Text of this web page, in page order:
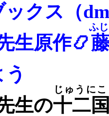
クス（
生原作📿
ふ
生の十二
じゅうに